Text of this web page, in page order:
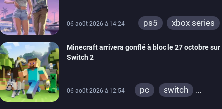
06 août 2026 à 14:24 ps5 xbox series
Minecraft arrivera gonflé à bloc le 27 octobre sur
Switch 2
06 août 2026 à 12:54 pc
switch